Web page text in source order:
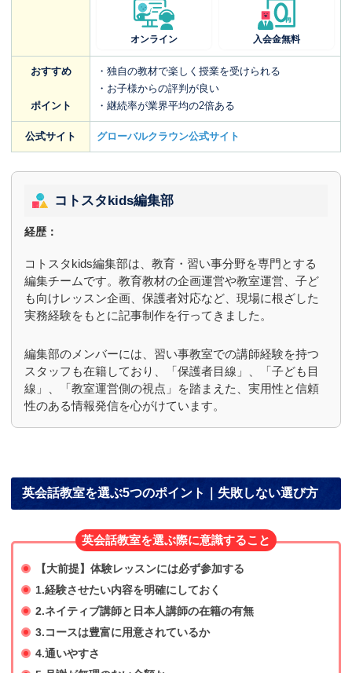
オンライン 入会金無料
おすすめ
ポイント
・独自の教材で楽しく授業を受けられる
・お子様からの評判が良い
・継続率が業界平均の2倍ある
公式サイト グローバルクラウン公式サイト
コトスタkids編集部
経歴：
コトスタkids編集部は、教育・習い事分野を専門とする
編集チームです。教育教材の企画運営や教室運営、子ど
も向けレッスン企画、保護者対応など、現場に根ざした
実務経験をもとに記事制作を行ってきました。
編集部のメンバーには、習い事教室での講師経験を持つ
スタッフも在籍しており、「保護者目線」、「子ども目
線」、「教室運営側の視点」を踏まえた、実用性と信頼
性のある情報発信を心がけています。
英会話教室を選ぶ5つのポイント｜失敗しない選び方
英会話教室を選ぶ際に意識すること
【大前提】体験レッスンには必ず参加する
1.経験させたい内容を明確にしておく
2.ネイティブ講師と日本人講師の在籍の有無
3.コースは豊富に用意されているか
4.通いやすさ